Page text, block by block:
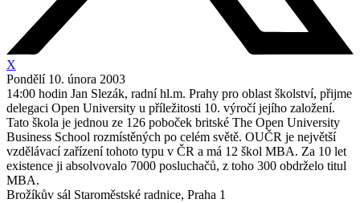
X
Pondělí 10. února 2003
14:00 hodin Jan Slezák, radní hl.m. Prahy pro oblast školství, přijme
delegaci Open University u příležitosti 10. výročí jejího založení.
Tato škola je jednou ze 126 poboček britské The Open University
Business School rozmístěných po celém světě. OUČR je největší
vzdělávací zařízení tohoto typu v ČR a má 12 škol MBA. Za 10 let
existence ji absolvovalo 7000 posluchačů, z toho 300 obdrželo titul
MBA.
Brožíkův sál Staroměstské radnice, Praha 1